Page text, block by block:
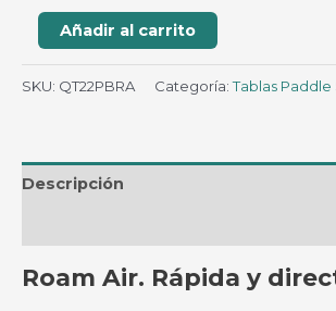
Quatro
2022
6
Añadir al carrito
SKU: QT22PBRA Categoría:Tablas Paddle
Descripción
Roam Air. Rápida y